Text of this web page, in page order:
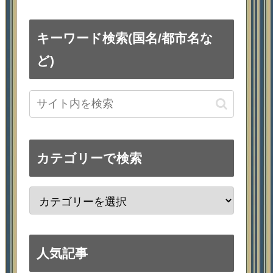
キーワード検索(国名/都市名な
ど)
カテゴリーで検索
人気記事